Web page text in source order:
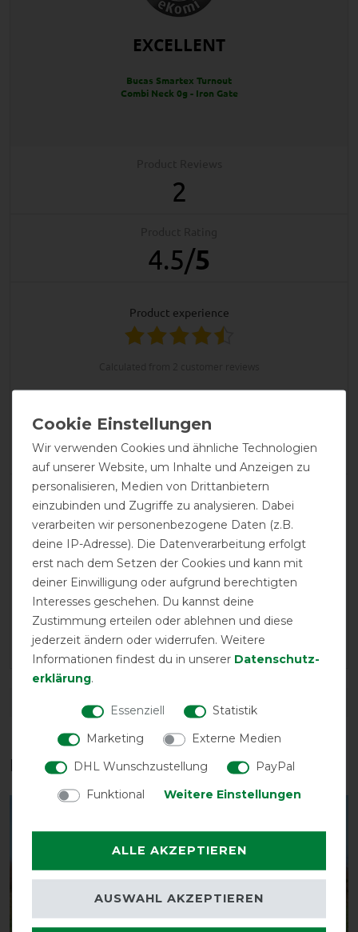
EXCELLENT
Bucas Smartex Turnout
Combi Neck 0g - Iron Gate
2
4.5/5
product experience
Neutral
0%
0%
LATEST REVIEWS
01.10.2024
Halsteil Grösse M für Big Neck Decke Grösse 140 zu
klein. Grösse L bestellt, passt und hält super. Hinweis
diesbezüglich wäre gut.
26.10.2020
Bucas eben ...
DETAILS ZUR PRODUKTSICHERHEIT
Das perfekte Zubehör für dich
Wir verwenden Cookies und ähnliche Technologien
auf unserer Website, um Inhalte und Anzeigen zu
personalisieren, Medien von Drittanbietern
einzubinden und Zugriffe zu analysieren. Dabei
verarbeiten wir personenbezogene Daten (z.B.
deine IP-Adresse). Die Datenverarbeitung erfolgt
erst nach dem Setzen der Cookies und kann mit
deiner Einwilligung oder aufgrund berechtigten
Interesses geschehen. Du kannst deine
Zustimmung erteilen oder ablehnen und diese
jederzeit ändern oder widerrufen. Weitere
Informationen findest du in unserer Daten­schutz­
erklärung.
Essenziell
Statistik
Marketing
Externe Medien
DHL Wunschzustellung
PayPal
Funktional
Weitere Einstellungen
ALLE AKZEPTIEREN
AUSWAHL AKZEPTIEREN